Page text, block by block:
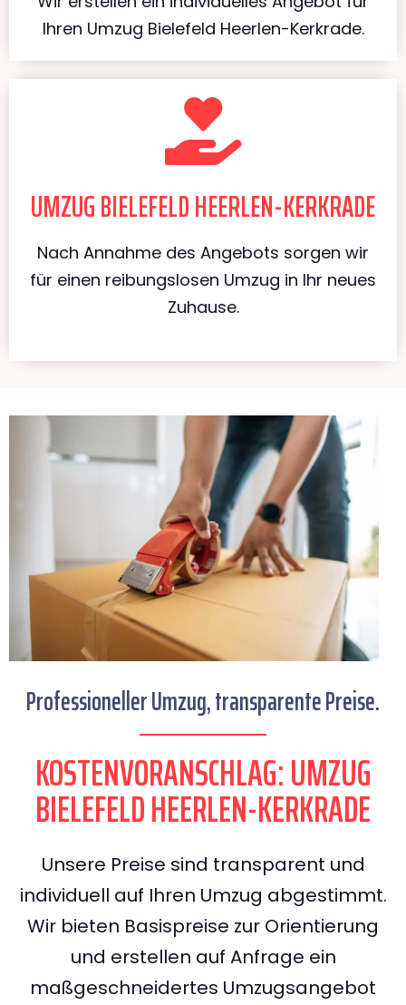
Ihren Umzug Bielefeld Heerlen-Kerkrade.
UMZUG BIELEFELD HEERLEN-KERKRADE
Nach Annahme des Angebots sorgen wir
für einen reibungslosen Umzug in Ihr neues
Zuhause.
Professioneller Umzug, transparente Preise.
KOSTENVORANSCHLAG: UMZUG
BIELEFELD HEERLEN-KERKRADE
Unsere Preise sind transparent und
individuell auf Ihren Umzug abgestimmt.
Wir bieten Basispreise zur Orientierung
und erstellen auf Anfrage ein
maßgeschneidertes Umzugsangebot